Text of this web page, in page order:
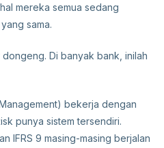
mereka semua sedang
sama.
Di banyak bank, inilah
bekerja dengan
punya sistem tersendiri.
IFRS 9 masing-masing berjalan